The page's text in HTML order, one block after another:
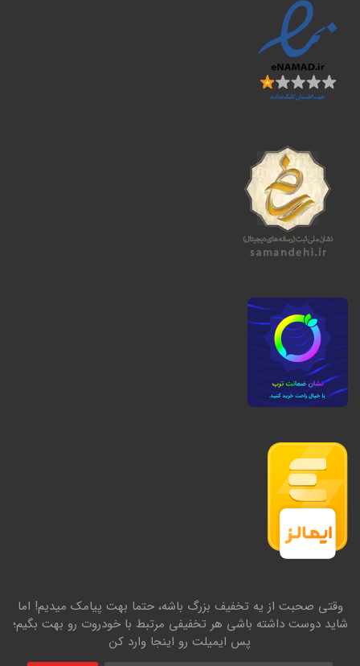
وقتی صحبت از یه تخفیف بزرگ باشه، حتما بهت پیامک میدیم! اما
شاید دوست داشته باشی هر تخفیفی مرتبط با خودروت رو بهت بگیم؛
پس ایمیلت رو اینجا وارد کن